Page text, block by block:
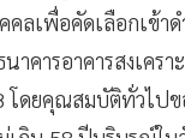
คลเพื่อคัดเลือกเข้า
าคารอาคารสงเคร
โดยคุณสมบัติทั่วไปข